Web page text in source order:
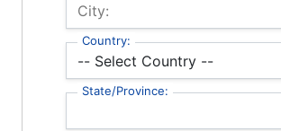
City:
Country:
State/Province: